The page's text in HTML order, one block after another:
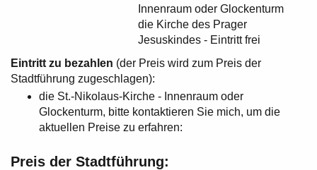
Innenraum oder Glockenturm
die Kirche des Prager
Jesuskindes - Eintritt frei
Eintritt zu bezahlen (der Preis wird zum Preis der
Stadtführung zugeschlagen):
die St.-Nikolaus-Kirche - Innenraum oder
Glockenturm, bitte kontaktieren Sie mich, um die
aktuellen Preise zu erfahren:
Preis der Stadtführung: